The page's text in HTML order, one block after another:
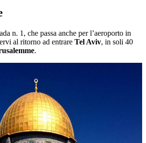
n. 1, che passa anche per l’aeroporto in
al ritorno ad entrare Tel Aviv, in soli 40
.